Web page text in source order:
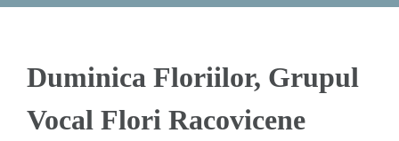
Duminica Floriilor, Grupul
Vocal Flori Racovicene